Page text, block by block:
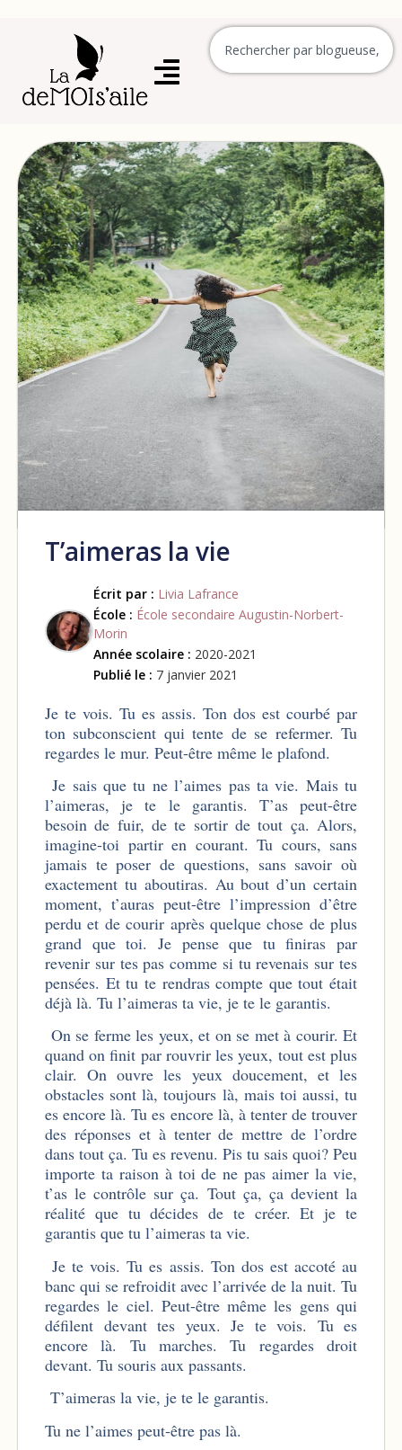
T’aimeras la vie
Écrit par : Livia Lafrance
École : École secondaire Augustin-Norbert-
Morin
Année scolaire : 2020-2021
Publié le : 7 janvier 2021
Je te vois. Tu es assis. Ton dos est courbé par
ton subconscient qui tente de se refermer. Tu
regardes le mur. Peut-être même le plafond.
Je sais que tu ne l’aimes pas ta vie. Mais tu
l’aimeras, je te le garantis. T’as peut-être
besoin de fuir, de te sortir de tout ça. Alors,
imagine-toi partir en courant. Tu cours, sans
jamais te poser de questions, sans savoir où
exactement tu aboutiras. Au bout d’un certain
moment, t’auras peut-être l’impression d’être
perdu et de courir après quelque chose de plus
grand que toi. Je pense que tu finiras par
revenir sur tes pas comme si tu revenais sur tes
pensées. Et tu te rendras compte que tout était
déjà là. Tu l’aimeras ta vie, je te le garantis.
On se ferme les yeux, et on se met à courir. Et
quand on finit par rouvrir les yeux, tout est plus
clair. On ouvre les yeux doucement, et les
obstacles sont là, toujours là, mais toi aussi, tu
es encore là. Tu es encore là, à tenter de trouver
des réponses et à tenter de mettre de l’ordre
dans tout ça. Tu es revenu. Pis tu sais quoi? Peu
importe ta raison à toi de ne pas aimer la vie,
t’as le contrôle sur ça. Tout ça, ça devient la
réalité que tu décides de te créer. Et je te
garantis que tu l’aimeras ta vie.
Je te vois. Tu es assis. Ton dos est accoté au
banc qui se refroidit avec l’arrivée de la nuit. Tu
regardes le ciel. Peut-être même les gens qui
défilent devant tes yeux. Je te vois. Tu es
encore là. Tu marches. Tu regardes droit
devant. Tu souris aux passants.
T’aimeras la vie, je te le garantis.
Tu ne l’aimes peut-être pas là.